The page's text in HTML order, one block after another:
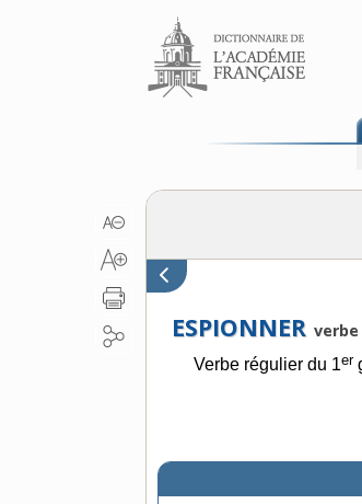
Aller au contenu
ESPIONNER
Verbe régulier du 1er